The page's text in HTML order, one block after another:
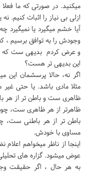
میکنید. در صورتی که ما
ازلی بی نیاز را اثبات کنیم.
آیا خشم میگیرد یا نمیگیرد
وجودش را به توافق برسیم ،
و عرض کردم بدیهی ست که
این بدیهی تر هست؟
اگر نه، حالا پرسشمان این
مثلا مادی باشد. یا حتی
ظاهری ست و باطن تر از هر
ظاهرتر از هر ظاهری ست،
باطن تر از هر باطنی ست،
مساوی با خودش.
اینجا از ناظر میخواهم
عوض میشود. گزاره های
به هر حال ، اگر حقیقت